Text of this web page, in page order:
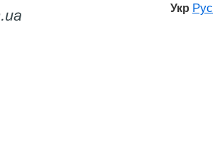
Укр Рус